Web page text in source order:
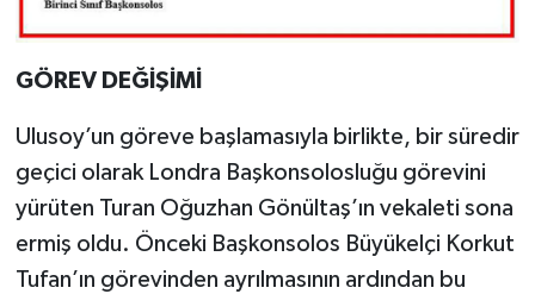
GÖREV DEĞİŞİMİ
Ulusoy’un göreve başlamasıyla birlikte, bir süredir
geçici olarak Londra Başkonsolosluğu görevini
yürüten Turan Oğuzhan Gönültaş’ın vekaleti sona
ermiş oldu. Önceki Başkonsolos Büyükelçi Korkut
Tufan’ın görevinden ayrılmasının ardından bu